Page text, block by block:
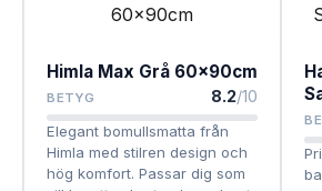
Himla Max Grå 60x90cm
BETYG 8.2/10
Elegant bomullsmatta från
Himla med stilren design och
hög komfort. Passar dig som